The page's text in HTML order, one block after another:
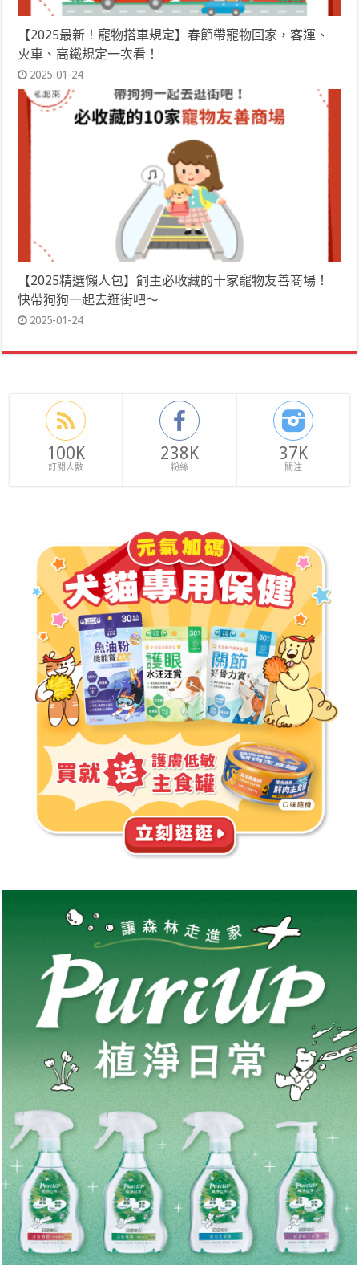
【2025最新！寵物搭車規定】春節帶寵物回家，客運、
火車、高鐵規定一次看！
2025-01-24
【2025精選懶人包】飼主必收藏的十家寵物友善商場！
快帶狗狗一起去逛街吧～
2025-01-24
100K
訂閱人數
238K
粉絲
37K
關注